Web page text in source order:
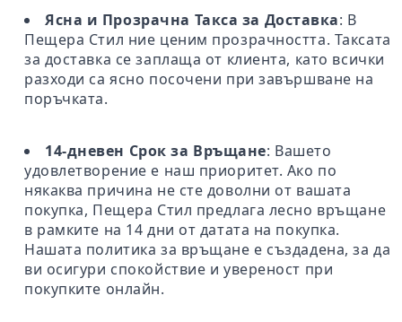
Ясна и Прозрачна Такса за Доставка: В
Пещера Стил ние ценим прозрачността. Таксата
за доставка се заплаща от клиента, като всички
разходи са ясно посочени при завършване на
поръчката.
14-дневен Срок за Връщане: Вашето
удовлетворение е наш приоритет. Ако по
някаква причина не сте доволни от вашата
покупка, Пещера Стил предлага лесно връщане
в рамките на 14 дни от датата на покупка.
Нашата политика за връщане е създадена, за да
ви осигури спокойствие и увереност при
покупките онлайн.